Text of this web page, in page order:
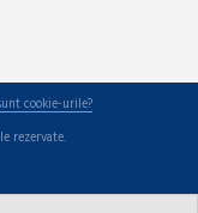
cookie-urile?
rezervate.